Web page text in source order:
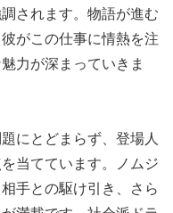
されます。物語が進む
がこの仕事に情熱を注
力が深まっていきま
にとどまらず、登場人
当てています。ノムジ
手との駆け引き、さら